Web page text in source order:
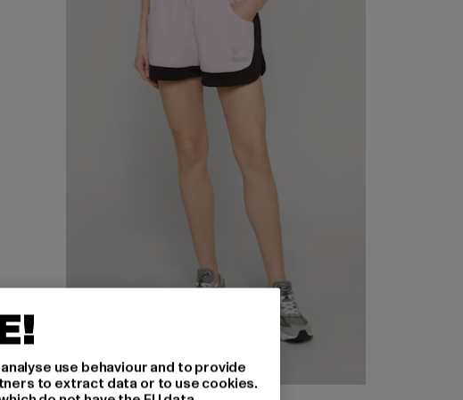
use behaviour and to provide
to extract data or to use cookies.